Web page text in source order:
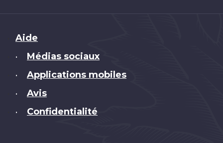
Brand
Aide
• Médias sociaux
• Applications mobiles
• Avis
• Confidentialité